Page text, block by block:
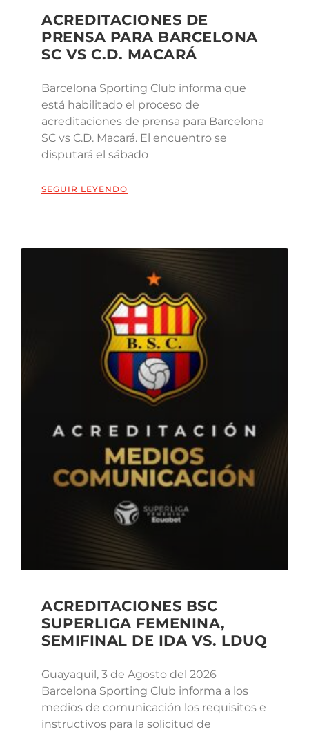
ACREDITACIONES DE
PRENSA PARA BARCELONA
SC VS C.D. MACARÁ
Barcelona Sporting Club informa que
está habilitado el proceso de
acreditaciones de prensa para Barcelona
SC vs C.D. Macará. El encuentro se
disputará el sábado
SEGUIR LEYENDO
ACREDITACIONES BSC
SUPERLIGA FEMENINA,
SEMIFINAL DE IDA VS. LDUQ
Guayaquil, 3 de Agosto del 2026
Barcelona Sporting Club informa a los
medios de comunicación los requisitos e
instructivos para la solicitud de